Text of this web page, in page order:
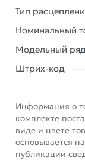
Тип
Номинальный
Модельный
Штрих-код
Информация о
комплекте
виде и цвете
основывается
публикации